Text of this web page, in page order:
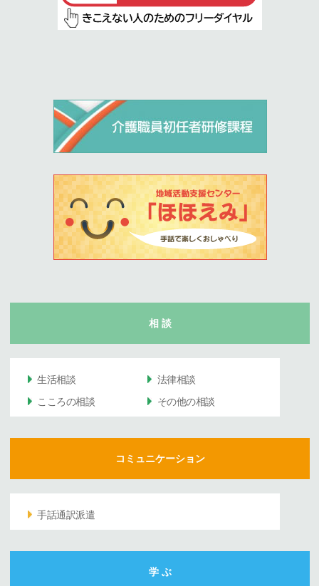
相 談
生活相談
法律相談
こころの相談
その他の相談
コミュニケーション
手話通訳派遣
学 ぶ